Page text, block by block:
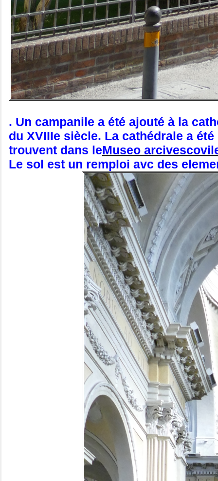
. Un campanile a été ajouté à la
du XVIIIe siècle. La cathédrale a
trouvent dans leMuseo
Le sol est un remploi avc des